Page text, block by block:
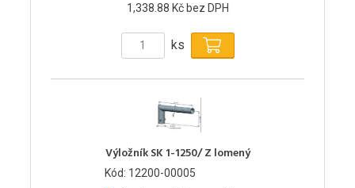
1,338.88 Kč bez DPH
ks
Výložník SK 1-1250/ Z lomený
Kód: 12200-00005